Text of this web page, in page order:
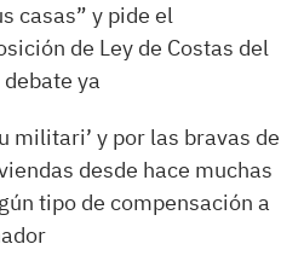
casas” y pide el
de Ley de Costas del
debate ya
militari’ y por las bravas de
desde hace muchas
tipo de compensación a